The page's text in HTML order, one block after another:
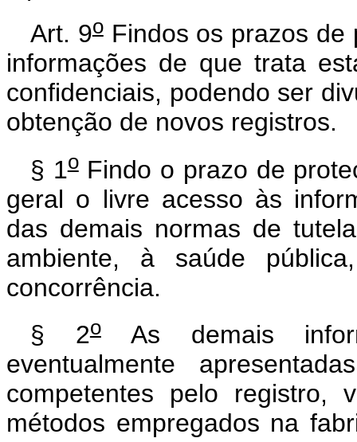
Art. 9oFindos os prazos de
informações de que trata
confidenciais, podendo ser
obtenção de novos registros.
§ 1oFindo o prazo de
geral o livre acesso às
das demais normas de
ambiente, à saúde
concorrência.
§ 2oAs demais
eventualmente
competentes pelo registro,
métodos empregados na